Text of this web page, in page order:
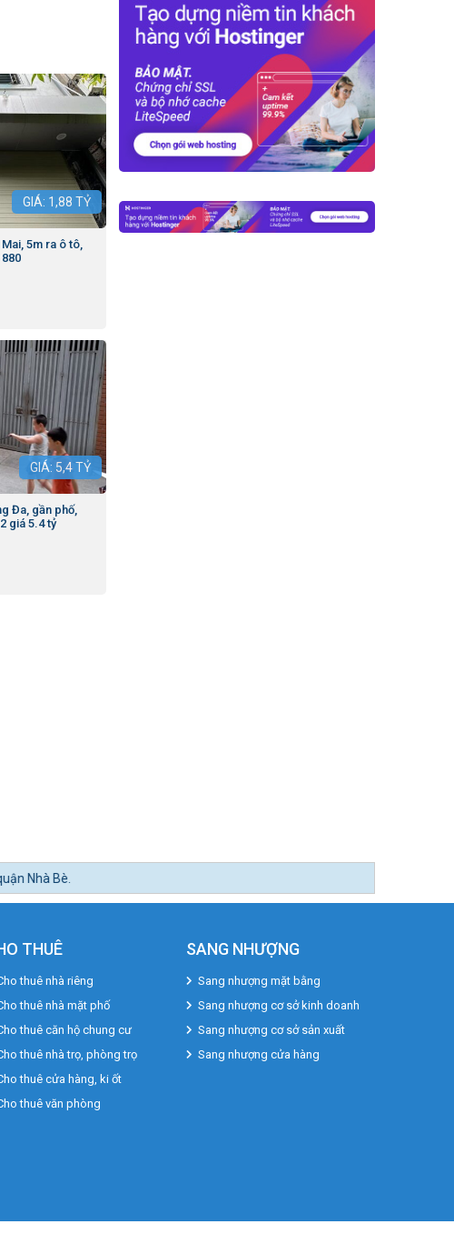
GIÁ: 1,88 TỶ
5m ra ô tô,
GIÁ: 5,4TỶ
Đa, gần phố,
giá 5.4 tỷ
THUÊ
thuê nhà riêng
thuê nhà mặt phố
thuê căn hộ chung cư
thuê nhà trọ, phòng trọ
thuê cửa hàng, ki ốt
thuê văn phòng
SANG NHƯỢNG
Sang nhượng mặt bằng
Sang nhượng cơ sở kinh doanh
Sang nhượng cơ sở sản xuất
Sang nhượng cửa hàng